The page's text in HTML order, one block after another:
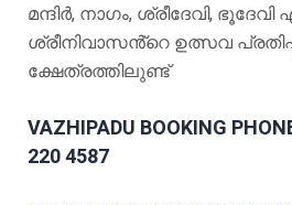
മന്ദിർ, നാഗം, ശ്രീദേവി,
ശ്രീനിവാസൻ്റെ ഉത്സവ
ക്ഷേത്രത്തിലുണ്ട്
VAZHIPADU BOOKING
220 4587